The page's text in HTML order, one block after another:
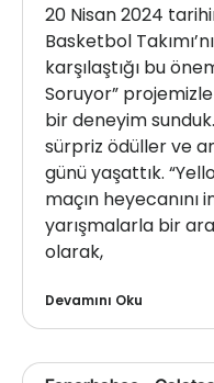
20 Nisan 2024
Basketbol
karşılaştığı bu
Soruyor”
bir deneyim
sürpriz ödüller ve
günü yaşattık.
maçın
yarışmalarla bir
olarak,
Devamını Oku